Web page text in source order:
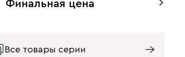
Финальная цена
Все товары серии